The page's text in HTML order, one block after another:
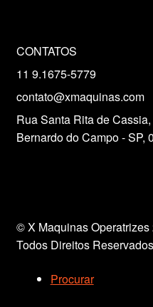
CONTATOS
11 9.1675-5779
contato@xmaquinas.com
Rua Santa Rita de
Bernardo do Campo - SP,
© X Maquinas Operatrizes
Todos Direitos
Procurar